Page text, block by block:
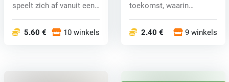
speelt zich af vanuit een
5.60 € 10 winkels
toekomst, waarin
2.40 € 9 winkels